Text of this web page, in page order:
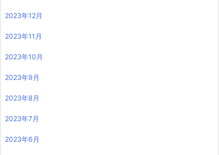
2023年12月
2023年11月
2023年10月
2023年9月
2023年8月
2023年7月
2023年6月